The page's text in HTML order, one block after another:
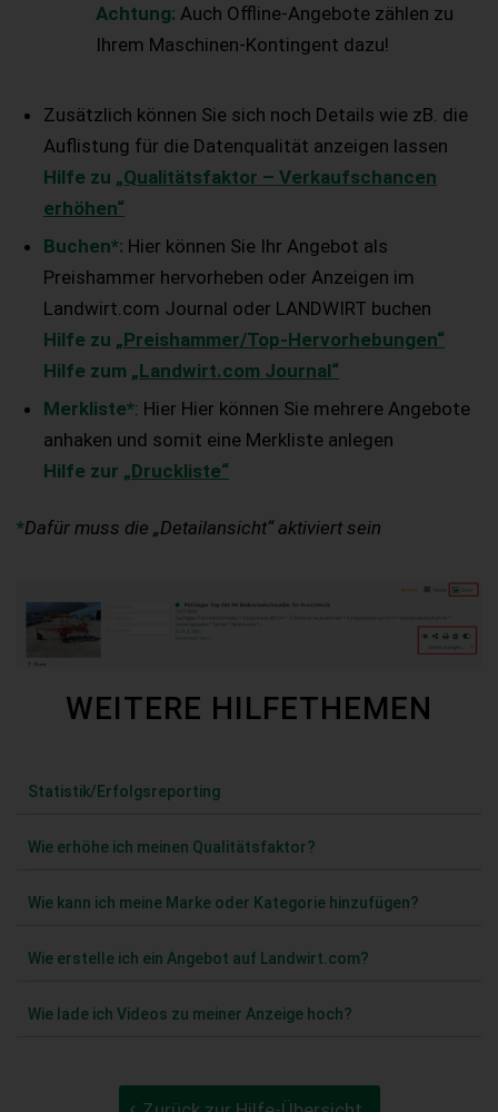
Achtung: Auch Offline-Angebote zählen zu
Ihrem Maschinen-Kontingent dazu!
Zusätzlich können Sie sich noch Details wie zB. die
Auflistung für die Datenqualität anzeigen lassen
Hilfe zu „Qualitätsfaktor – Verkaufschancen
erhöhen“
Buchen*: Hier können Sie Ihr Angebot als
Preishammer hervorheben oder Anzeigen im
Landwirt.com Journal oder LANDWIRT buchen
Hilfe zu „Preishammer/Top-Hervorhebungen“
Hilfe zum „Landwirt.com Journal“
Merkliste*: Hier Hier können Sie mehrere Angebote
anhaken und somit eine Merkliste anlegen
Hilfe zur „Druckliste“
*Dafür muss die „Detailansicht“ aktiviert sein
WEITERE HILFETHEMEN
Statistik/Erfolgsreporting
Wie erhöhe ich meinen Qualitätsfaktor?
Wie kann ich meine Marke oder Kategorie hinzufügen?
Wie erstelle ich ein Angebot auf Landwirt.com?
Wie lade ich Videos zu meiner Anzeige hoch?